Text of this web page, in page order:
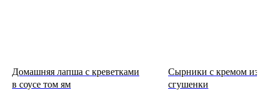
Домашняя лапша с креветками
в соусе том ям
Сырники с кремом из
сгушенки